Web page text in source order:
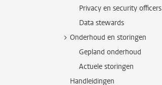
Privacy en security officers
Data stewards
Onderhoud en storingen
Gepland onderhoud
Actuele storingen
Handleidingen